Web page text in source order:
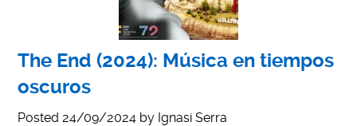
The End (2024): Música en tiempos
oscuros
Posted 24/09/2024 by Ignasi Serra